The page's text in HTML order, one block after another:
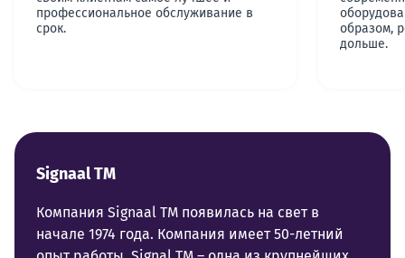
профессиональное обслуживание в
срок.
образом,
дольше.
Signaal TM
Компания Signaal TM появилась на свет в
начале 1974 года. Компания имеет 50-летний